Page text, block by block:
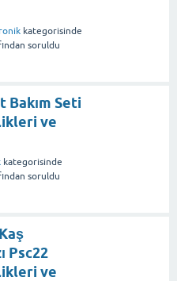
kategorisinde
soruldu
Bakım Seti
ve
kategorisinde
soruldu
Psc22
ve